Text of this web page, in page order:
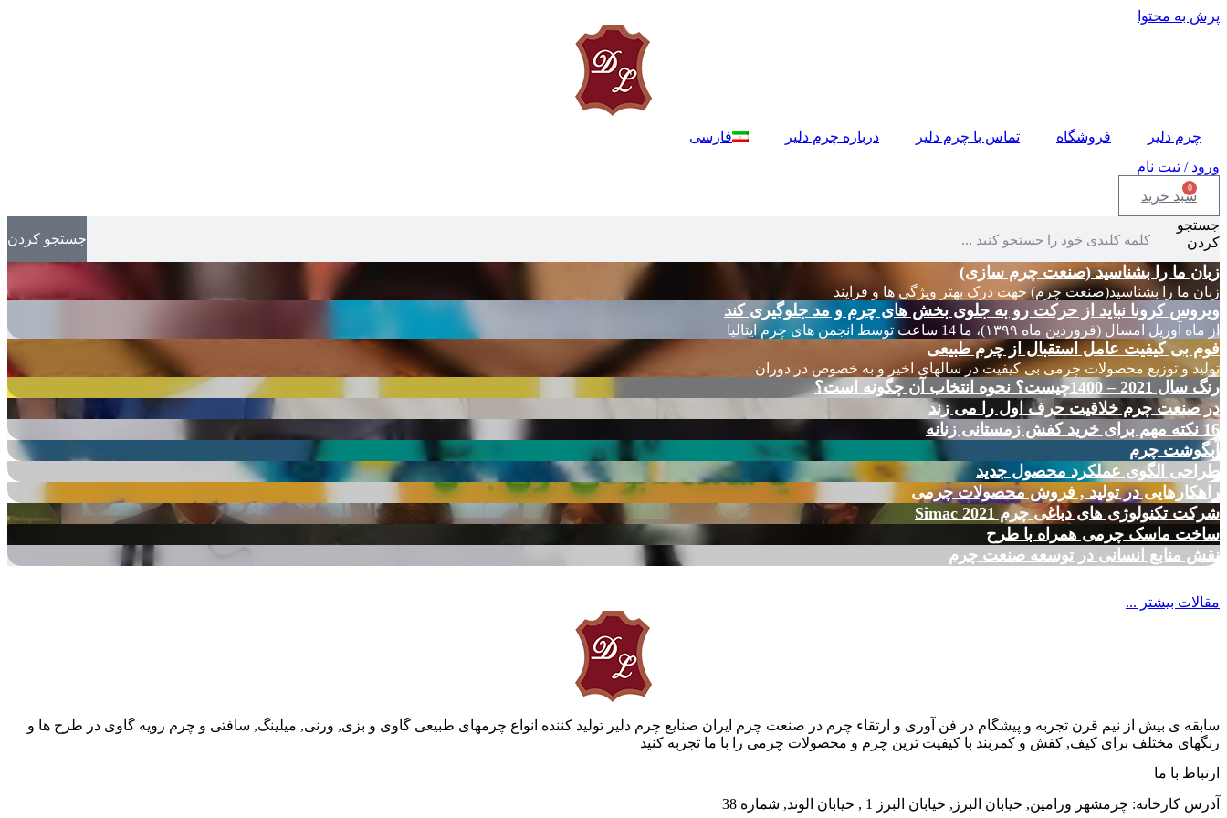
پرش به محتوا
چرم دلیر فروشگاه تماس با چرم دلیر درباره چرم دلیر
فارسی
ورود / ثبت نام
0
سبد خرید
جستجو
کردن
جستجو کردن
زبان ما را بشناسید (صنعت چرم سازی)
زبان ما را بشناسید(صنعت چرم) جهت درک بهتر ویژگی ها و فرایند
ویروس کرونا نباید از حرکت رو به جلوی بخش های چرم و مد جلوگیری کند
از ماه آوریل امسال (فروردین ماه ۱۳۹۹)، ما 14 ساعت توسط انجمن های چرم ایتالیا
فوم بی کیفیت عامل استقبال از چرم طبیعی
تولید و توزیع محصولات چرمی بی کیفیت در سالهای اخیر و به خصوص در دوران
رنگ سال 2021 – 1400چیست؟ نحوه انتخاب آن چگونه است؟
در صنعت چرم خلاقیت حرف اول را می زند
16 نکته مهم برای خرید کفش زمستانی زنانه
آبگوشت چرم
طراحی الگوی عملکرد محصول جدید
راهکارهایی در تولید , فروش محصولات چرمی
شرکت تکنولوژی های دباغی چرم Simac 2021
ساخت ماسک چرمی همراه با طرح
نقش منابع انسانی در توسعه صنعت چرم
مقالات بیشتر ...
سابقه ی بیش از نیم قرن تجربه و پیشگام در فن آوری و ارتقاء چرم در صنعت چرم ایران صنایع چرم دلیر تولید کننده انواع چرمهای طبیعی گاوی و بزی, ورنی, میلینگ, سافتی و چرم رویه گاوی در طرح ها و
رنگهای مختلف برای کیف, کفش و کمربند با کیفیت ترین چرم و محصولات چرمی را با ما تجربه کنید
ارتباط با ما
آدرس کارخانه: چرمشهر ورامین, خیابان البرز, خیابان البرز 1 , خیابان الوند, شماره 38